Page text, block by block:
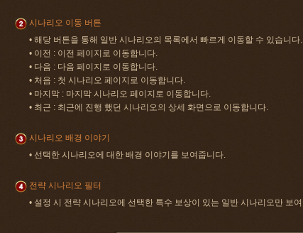
시나리오 이동 버튼
• 해당 버튼을 통해 일반 시나리오의 목록에서 빠르게 이동할 수 있습니다.
• 이전 : 이전 페이지로 이동합니다.
• 다음 : 다음 페이지로 이동합니다.
• 처음 : 첫 시나리오 페이지로 이동합니다.
• 마지막 : 마지막 시나리오 페이지로 이동합니다.
• 최근 : 최근에 진행 했던 시나리오의 상세 화면으로 이동합니다.
시나리오 배경 이야기
• 선택한 시나리오에 대한 배경 이야기를 보여줍니다.
전략 시나리오 필터
• 설정 시 전략 시나리오에 선택한 특수 보상이 있는 일반 시나리오만 보